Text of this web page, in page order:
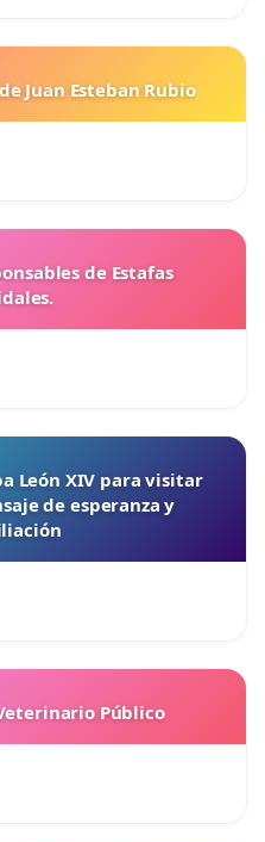
Juan Esteban Rubio
de Estafas
León XIV para visitar
de esperanza y
Público